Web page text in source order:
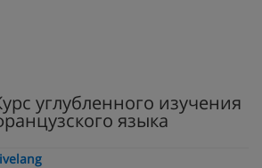
углубленного изучения
языка